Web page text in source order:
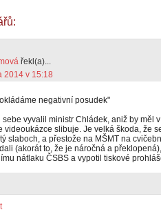
řekl(a)...
2014 v 15:18
negativní posudek"
sebe vyvalil ministr Chládek, aniž by měl
videoukázce slibuje. Je velká škoda, že
slaboch, a přestože na MŠMT na
(akorát to, že je náročná a
nátlaku ČSBS a vypotil tiskové